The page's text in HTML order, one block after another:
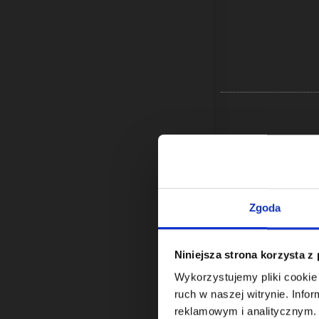
Zgoda
Niniejsza strona korzysta z
Wykorzystujemy pliki
ruch w naszej witrynie.
reklamowym i